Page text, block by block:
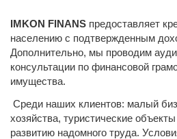
IMKON FINANS предоставляет
населению с подтвержденным
Дополнительно, мы проводим
консультации по финансовой
имущества.
Среди наших клиентов: малый
хозяйства, туристические
развитию надомного труда.